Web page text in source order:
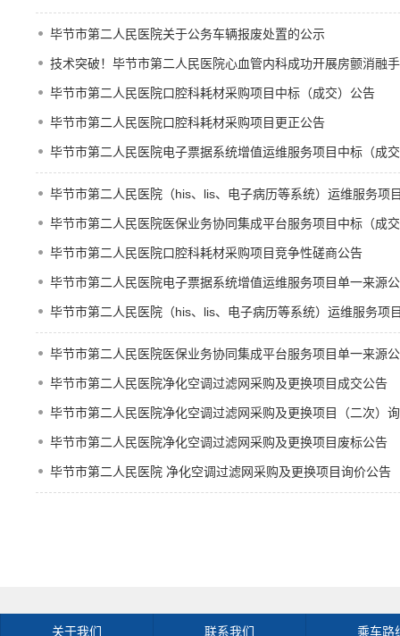
毕节市第二人民医院关于公务车辆报废处置的公示
技术突破！毕节市第二人民医院心血管内科成功开展房颤消融
毕节市第二人民医院口腔科耗材采购项目中标（成交）公告
毕节市第二人民医院口腔科耗材采购项目更正公告
毕节市第二人民医院电子票据系统增值运维服务项目中标（成
毕节市第二人民医院（his、lis、电子病历等系统）运维服务项
毕节市第二人民医院医保业务协同集成平台服务项目中标（成
毕节市第二人民医院口腔科耗材采购项目竞争性磋商公告
毕节市第二人民医院电子票据系统增值运维服务项目单一来源
毕节市第二人民医院（his、lis、电子病历等系统）运维服务项
毕节市第二人民医院医保业务协同集成平台服务项目单一来源
毕节市第二人民医院净化空调过滤网采购及更换项目成交公告
毕节市第二人民医院净化空调过滤网采购及更换项目（二次）
毕节市第二人民医院净化空调过滤网采购及更换项目废标公告
毕节市第二人民医院 净化空调过滤网采购及更换项目询价公告
关于我们 联系我们 乘车路